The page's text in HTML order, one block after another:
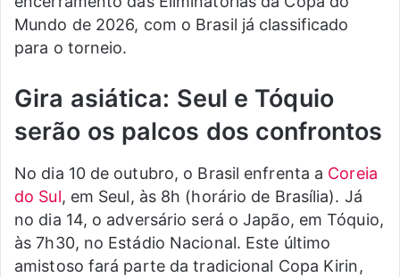
Mundo de 2026, com o Brasil já classificado
para o torneio.
Gira asiática: Seul e Tóquio
serão os palcos dos confrontos
No dia 10 de outubro, o Brasil enfrenta a Coreia
do Sul, em Seul, às 8h (horário de Brasília). Já
no dia 14, o adversário será o Japão, em Tóquio,
às 7h30, no Estádio Nacional. Este último
amistoso fará parte da tradicional Copa Kirin,